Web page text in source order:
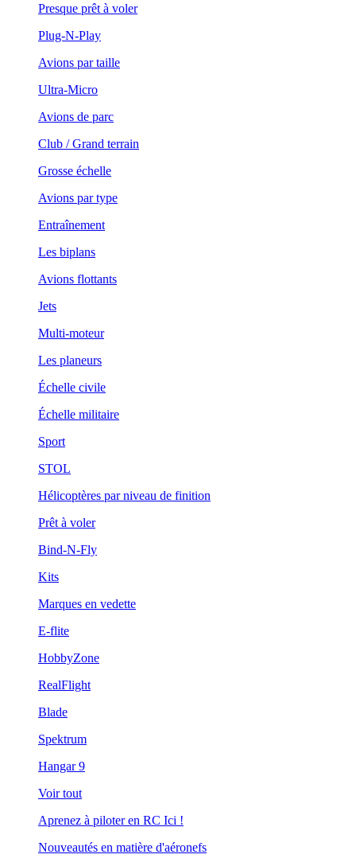
Presque prêt à voler
Plug-N-Play
Avions par taille
Ultra-Micro
Avions de parc
Club / Grand terrain
Grosse échelle
Avions par type
Entraînement
Les biplans
Avions flottants
Jets
Multi-moteur
Les planeurs
Échelle civile
Échelle militaire
Sport
STOL
Hélicoptères par niveau de finition
Prêt à voler
Bind-N-Fly
Kits
Marques en vedette
E-flite
HobbyZone
RealFlight
Blade
Spektrum
Hangar 9
Voir tout
Aprenez à piloter en RC Ici !
Nouveautés en matière d'aéronefs